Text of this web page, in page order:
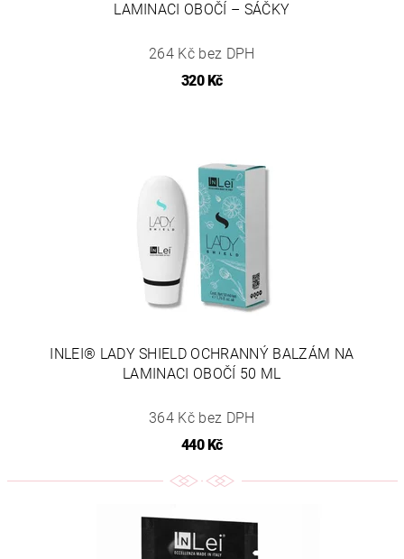
LAMINACI OBOČÍ – SÁČKY
264 Kč bez DPH
320 Kč
INLEI® LADY SHIELD OCHRANNÝ BALZÁM NA
LAMINACI OBOČÍ 50 ML
364 Kč bez DPH
440 Kč